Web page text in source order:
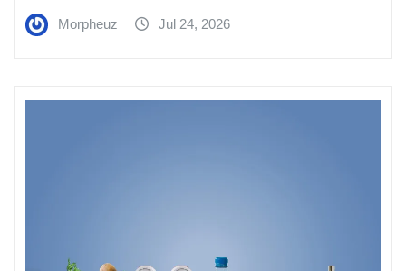
Morpheuz Jul 24, 2026